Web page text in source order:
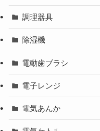
調理器具
除湿機
電動歯ブラシ
電子レンジ
電気あんか